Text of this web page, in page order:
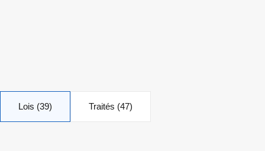
Lois (39) Traités (47)